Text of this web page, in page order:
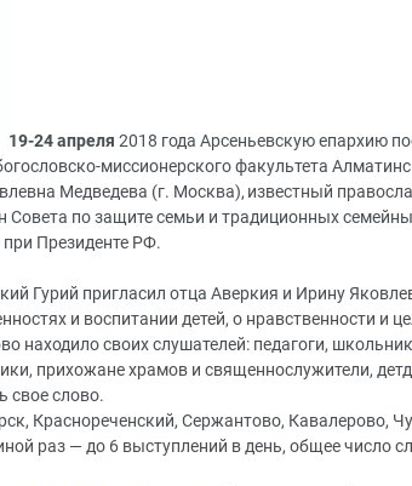
19-24 апреля 2018 года Арсеньевскую епархию
миссионерского факультета
Медведева (г. Москва), известный
Совета по защите семьи и традиционных
Президенте РФ.
Гурий пригласил отца Аверкия и Ирину
и воспитании детей, о нравственности и
находило своих слушателей: педагоги,
прихожане храмов и священнослужители,
свое слово.
Краснореченский, Сержантово, Кавалерово,
раз — до 6 выступлений в день, общее число